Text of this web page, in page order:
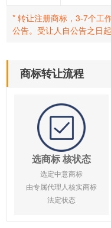
* 转让注册商标，3-7个工
公告。受让人自公告之日
商标转让流程
选商标 核状态
选定中意商标
由专属代理人核实商标
法定状态